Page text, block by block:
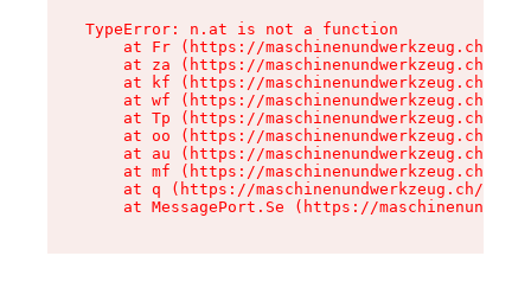
TypeError: n.at is not a function
at Fr (https://maschinenundwerkzeug.ch/
at za (https://maschinenundwerkzeug.ch/
at kf (https://maschinenundwerkzeug.ch/
at wf (https://maschinenundwerkzeug.ch/
at Tp (https://maschinenundwerkzeug.ch/
at oo (https://maschinenundwerkzeug.ch/
at au (https://maschinenundwerkzeug.ch/
at mf (https://maschinenundwerkzeug.ch/
at q (https://maschinenundwerkzeug.ch/
at MessagePort.Se (https://